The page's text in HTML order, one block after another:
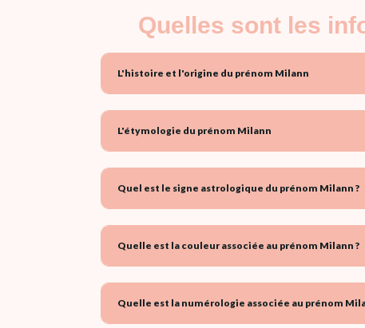
Quelles sont les
L'histoire et l'origine du prénom Milann
L'étymologie du prénom Milann
Quel est le signe astrologique du prénom Milann ?
Quelle est la couleur associée au prénom Milann ?
Quelle est la numérologie associée au prénom